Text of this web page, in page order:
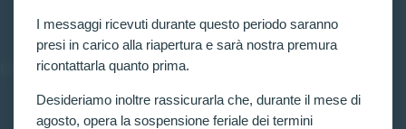
I messaggi ricevuti durante questo periodo saranno
presi in carico alla riapertura e sarà nostra premura
ricontattarla quanto prima.
Desideriamo inoltre rassicurarla che, durante il mese di
agosto, opera la sospensione feriale dei termini
LINK UTILI
Prenota consulenza
Privacy e Cookie Policy